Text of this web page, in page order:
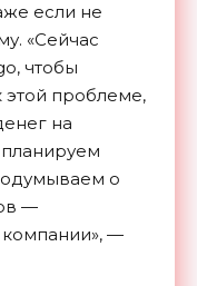
если не
«Сейчас
чтобы
проблеме,
на
о
—
компании», —